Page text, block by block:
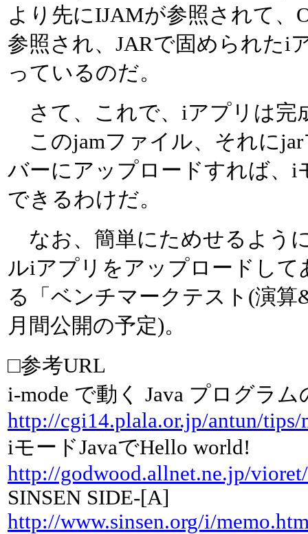
より先にIJAMが参照されて、
参照され、JARで固められたi
っているのだ。
さて、これで、iアプリは完
このjamファイル、それに
バーにアップロードすれば、
できるわけだ。
なお、簡単にためせるよう
ルiアプリをアップロードして
る「ベンチマークテスト(演
月間公開の予定)。
□参考URL
i-mode で動く Java プログラム
http://cgi14.plala.or.jp/antun/
iモードJavaでHello world!
http://godwood.allnet.ne.jp/
SINSEN SIDE-[A]
http://www.sinsen.org/i/